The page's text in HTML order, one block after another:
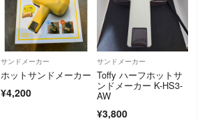
サンドメーカー
ホットサンドメーカー
¥4,200
サンドメーカー
Toffy ハーフホットサ
ンドメーカー K-HS3-
AW
¥3,800